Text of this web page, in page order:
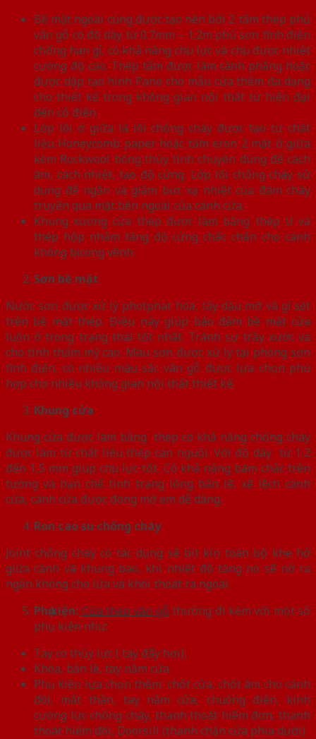
Bề mặt ngoài cùng được tạo nên bởi 2 tấm thép phủ
vân gỗ có độ dày từ 0.7mm – 1.2m phủ sơn tĩnh điện
chống han gỉ, có khả năng chịu lực và chịu được nhiệt
cường độ cao. Thép tấm được làm cánh phẳng hoặc
được dập tạo hình Pano cho mẫu cửa thêm đa dạng
cho thiết kế trong không gian nội thất từ hiện đại
đến cổ điển.
Lớp lõi ở giữa là lõi chống cháy được tạo từ chất
liệu Honeycomb paper hoặc tấm eron 2 mặt ở giữa
kèm Rockwool bông thủy tinh chuyên dùng để cách
âm, cách nhiệt, tạo độ cứng. Lớp lõi chống cháy sử
dụng để ngăn và giảm bức xạ nhiệt của đám cháy
truyền qua mặt bên ngoài của cánh cửa.
Khung xương cửa thép được làm bằng thép U và
thép hộp nhằm tăng độ cứng chắc chắn cho cánh
không bị cong vênh.
Sơn bề mặt
Nước sơn được xử lý photphat hóa, tẩy dầu mỡ và gỉ sét
trên bề mặt thép. Điều này giúp bảo đảm bề mặt cửa
luôn ở trong trạng thái tốt nhất. Tránh sự trầy xước và
cho tính thẩm mỹ cao. Màu sơn được xử lý tại phòng sơn
tĩnh điện, có nhiều màu sắc vân gỗ được lựa chọn phù
hợp cho nhiều không gian nội thất thiết kế.
Khung cửa
Khung cửa được làm bằng thép có khả năng chống cháy
được làm từ chất liệu thép cán nguội. Với độ dày từ 1,2
đến 1,5 mm giúp chịu lực tốt. Có khả năng bám chắc trên
tường và hạn chế tình trạng lỏng bản lề, xệ lệch cánh
cửa, cánh cửa được đóng mở em dễ dàng.
Ron cao su chống cháy
Joint chống cháy có tác dụng sẽ bít kín toàn bộ khe hở
giữa cánh và khung bao, khi nhiệt độ tăng nó sẽ nở ra
ngăn không cho lửa và khói thoát ra ngoài.
Phụ kiện: Cửa thép vân gỗ thường đi kèm với một số
phụ kiện như:
Tay co thủy lực ( tay đẩy hơi),
Khóa, bản lề, tay nắm cửa
Phụ kiện lựa chọn thêm: chốt cửa, chốt âm cho cánh
đôi, mắt thần, tay nắm cửa, chuông điện, kính
cường lực chống cháy, thanh thoát hiểm đơn, thanh
thoát hiểm đôi, Doorsill (thanh chặn cửa phía dưới)